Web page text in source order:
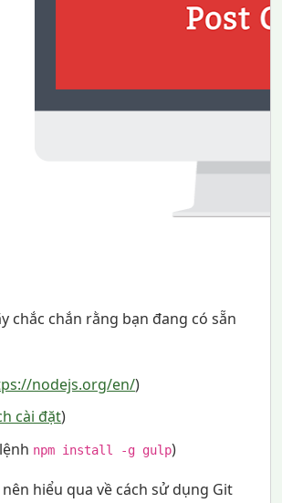
chắc chắn rằng bạn đang có sẵn
nodejs.org/en/)
cài đặt)
npm install -g gulp)
hiểu qua về cách sử dụng Git